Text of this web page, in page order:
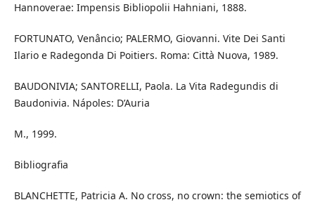
Hannoverae: Impensis Bibliopolii Hahniani, 1888.
FORTUNATO, Venâncio; PALERMO, Giovanni. Vite Dei Santi
Ilario e Radegonda Di Poitiers. Roma: Città Nuova, 1989.
BAUDONIVIA; SANTORELLI, Paola. La Vita Radegundis di
Baudonivia. Nápoles: D’Auria
M., 1999.
Bibliografia
BLANCHETTE, Patricia A. No cross, no crown: the semiotics of